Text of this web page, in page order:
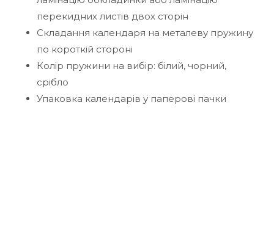
перекидних листів двох сторін
Складання календаря на металеву пружину
по короткій стороні
Колір пружини на вибір: білий, чорний,
срібло
Упаковка календарів у паперові пачки